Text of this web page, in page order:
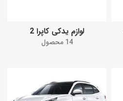
لوازم یدکی کاپرا 2
14 محصول